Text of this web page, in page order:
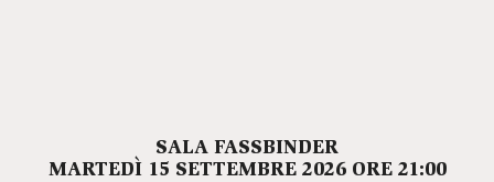
SALA FASSBINDER
MARTEDÌ 15 SETTEMBRE 2026 ORE 21:00